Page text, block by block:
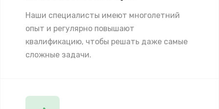
Наши специалисты имеют многолетний
опыт и регулярно повышают
квалификацию, чтобы решать даже самые
сложные задачи.